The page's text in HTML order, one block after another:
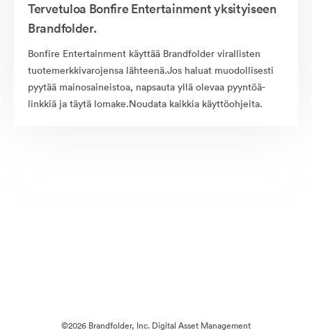
Tervetuloa Bonfire Entertainment yksityiseen
Brandfolder.
Bonfire Entertainment käyttää Brandfolder virallisten
tuotemerkkivarojensa lähteenä.Jos haluat muodollisesti
pyytää mainosaineistoa, napsauta yllä olevaa pyyntöä-
linkkiä ja täytä lomake.Noudata kaikkia käyttöohjeita.
©2026 Brandfolder, Inc. Digital Asset Management